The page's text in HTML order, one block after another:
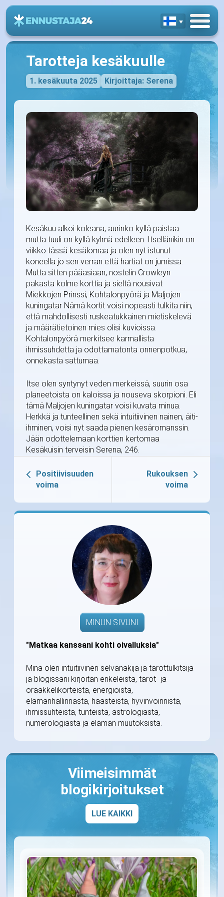
Tarotteja kesäkuulle
1. kesäkuuta 2025 Kirjoittaja: Serena
Kesäkuu alkoi koleana, aurinko kyllä paistaa
mutta tuuli on kyllä kylmä edelleen. Itsellänikin on
viikko tässä kesälomaa ja olen nyt istunut
koneella jo sen verran että hartiat on jumissa.
Mutta sitten pääasiaan, nostelin Crowleyn
pakasta kolme korttia ja sieltä nousivat
Miekkojen Prinssi, Kohtalonpyörä ja Maljojen
kuningatar Nämä kortit voisi nopeasti tulkita niin,
että mahdollisesti ruskeatukkainen mietiskelevä
ja määrätietoinen mies olisi kuvioissa.
Kohtalonpyörä merkitsee karmallista
ihmissuhdetta ja odottamatonta onnenpotkua,
onnekasta sattumaa.
Itse olen syntynyt veden merkeissä, suurin osa
planeetoista on kaloissa ja nouseva skorpioni. Eli
tämä Maljojen kuningatar voisi kuvata minua.
Herkkä ja tunteellinen sekä intuitiivinen nainen, äiti-
ihminen, voisi nyt saada pienen kesäromanssin.
Jään odottelemaan korttien kertomaa
Kesäkuisin terveisin Serena, 246.
Positiivisuuden
voima
Rukouksen
voima
MINUN SIVUNI
"Matkaa kanssani kohti oivalluksia"
Minä olen intuitiivinen selvänäkijä ja tarottulkitsija
ja blogissani kirjoitan enkeleistä, tarot- ja
oraakkelikorteista, energioista,
elämänhallinnasta, haasteista, hyvinvoinnista,
ihmissuhteista, tunteista, astrologiasta,
numerologiasta ja elämän muutoksista.
Viimeisimmät
blogikirjoitukset
LUE KAIKKI